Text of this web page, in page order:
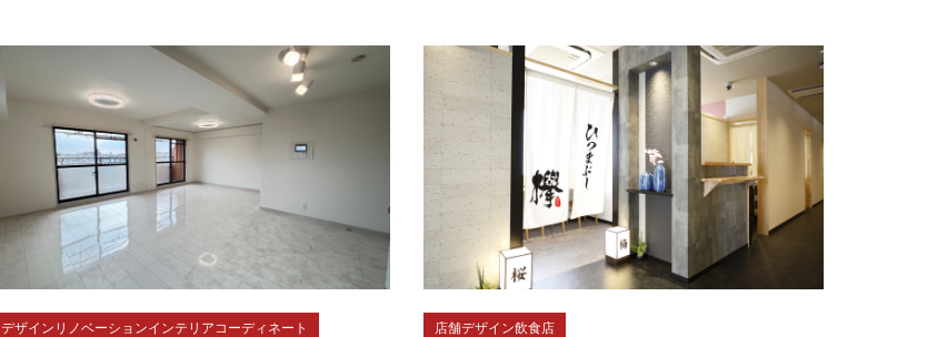
デザインリノベーションインテリアコーディネート 店舗デザイン飲食店